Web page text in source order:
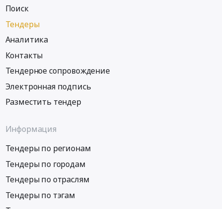
Поиск
Тендеры
Аналитика
Контакты
Тендерное сопровождение
Электронная подпись
Разместить тендер
Информация
Тендеры по регионам
Тендеры по городам
Тендеры по отраслям
Тендеры по тэгам